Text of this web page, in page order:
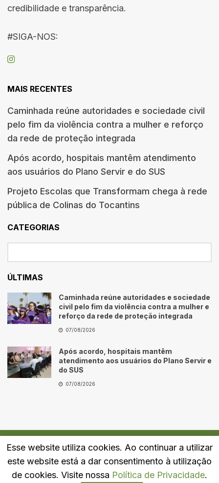
credibilidade e transparência.
#SIGA-NOS:
MAIS RECENTES
Caminhada reúne autoridades e sociedade civil
pelo fim da violência contra a mulher e reforço
da rede de proteção integrada
Após acordo, hospitais mantêm atendimento
aos usuários do Plano Servir e do SUS
Projeto Escolas que Transformam chega à rede
pública de Colinas do Tocantins
CATEGORIAS
ÚLTIMAS
Caminhada reúne autoridades e sociedade
civil pelo fim da violência contra a mulher e
reforço da rede de proteção integrada
07/08/2026
Após acordo, hospitais mantêm
atendimento aos usuários do Plano Servir e
do SUS
07/08/2026
Quem Somos Fale Conosco Política de Privacidade
Esse website utiliza cookies. Ao continuar a utilizar
este website está a dar consentimento à utilização
de cookies. Visite nossa Política de Privacidade.